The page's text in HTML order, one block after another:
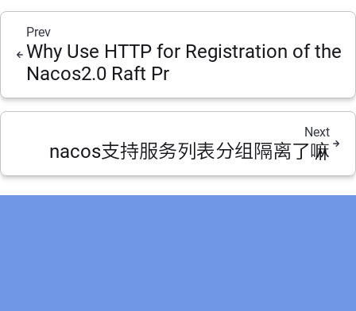
Prev
Why Use HTTP for Registration of the
Nacos2.0 Raft Pr
Next
nacos支持服务列表分组隔离了嘛